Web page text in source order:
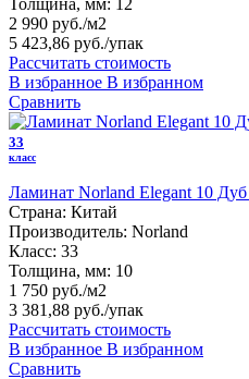
2 990 руб./м2
5 423,86 руб./упак
Рассчитать стоимость
В избранное В избранном
Сравнить
33
класс
Ламинат Norland Elegant 10
Страна: Китай
Производитель: Norland
Класс: 33
Толщина, мм: 10
1 750 руб./м2
3 381,88 руб./упак
Рассчитать стоимость
В избранное В избранном
Сравнить